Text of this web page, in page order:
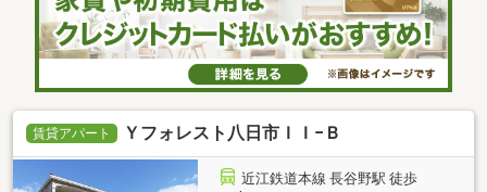
賃貸アパート Ｙフォレスト八日市ＩＩ−Ｂ
近江鉄道本線 長谷野駅 徒歩